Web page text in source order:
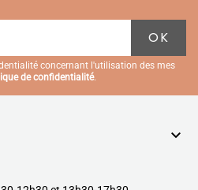
concernant l'utilisation des mes
de confidentialité.
